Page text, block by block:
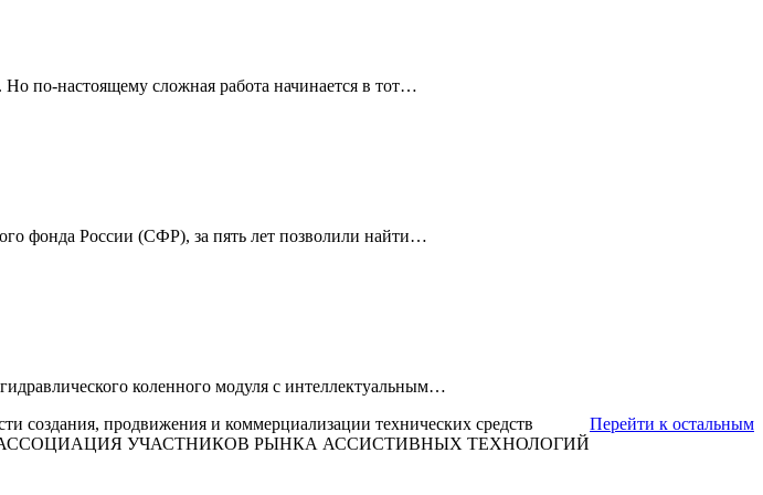
по-настоящему сложная работа начинается в тот…
фонда России (СФР), за пять лет позволили найти…
коленного модуля с интеллектуальным…
Перейти к остальным
создания, продвижения и коммерциализации технических средств
АССОЦИАЦИЯ УЧАСТНИКОВ РЫНКА АССИСТИВНЫХ ТЕХНОЛОГИЙ